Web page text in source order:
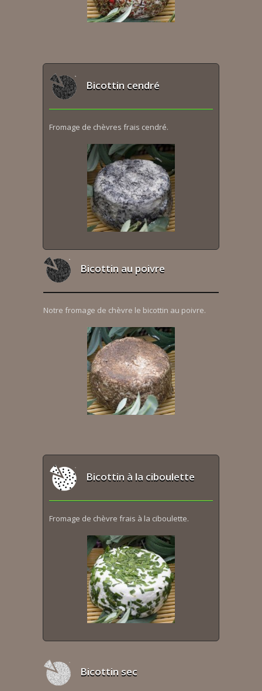
Bicottin cendré
Fromage de chèvres frais cendré.
Bicottin au poivre
Notre fromage de chèvre le bicottin au poivre.
Bicottin à la ciboulette
Fromage de chèvre frais à la ciboulette.
Bicottin sec